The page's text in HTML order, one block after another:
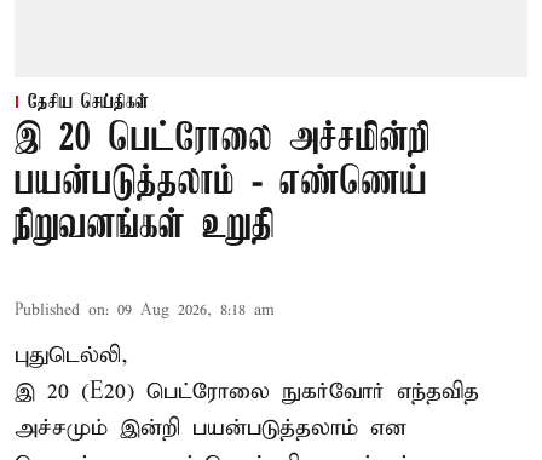
தேசிய செய்திகள்
இ 20 பெட்ரோலை அச்சமின்றி
பயன்படுத்தலாம் - எண்ணெய்
நிறுவனங்கள் உறுதி
Published on: 09 Aug 2026, 8:18 am
புதுடெல்லி,
இ 20 (E20) பெட்ரோலை நுகர்வோர் எந்தவித
அச்சமும் இன்றி பயன்படுத்தலாம் என